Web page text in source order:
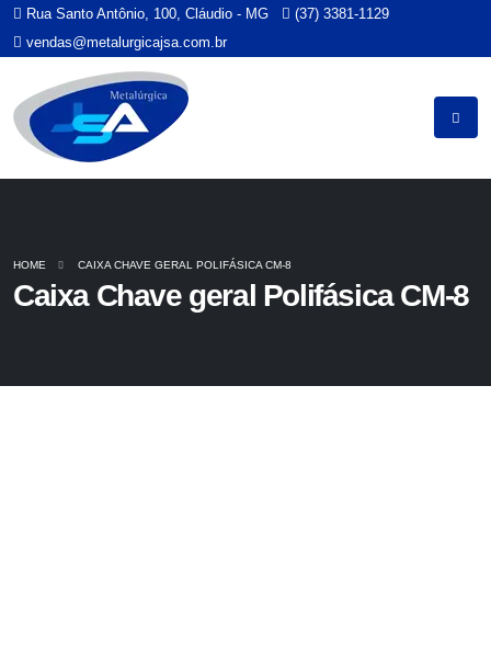
Rua Santo Antônio, 100, Cláudio - MG
(37) 3381-1129
vendas@metalurgicajsa.com.br
Caixa Chave geral Polifásica CM-8
HOME CAIXA CHAVE GERAL POLIFÁSICA CM-8